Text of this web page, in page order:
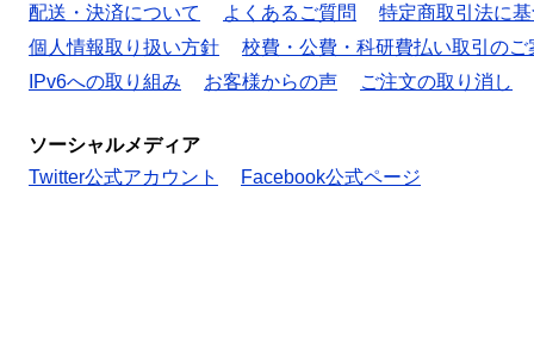
配送・決済について
よくあるご質問
特定商取引法に
個人情報取り扱い方針
校費・公費・科研費払い取引のご
IPv6への取り組み
お客様からの声 ご注文の取り消し
ソーシャルメディア
Twitter公式アカウント
Facebook公式ページ